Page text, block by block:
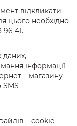
відкликати
цього необхідно
41.
даних,
інформації
– магазину
–
– cookie